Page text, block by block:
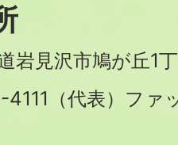
見沢市鳩が丘1
（代表）フ